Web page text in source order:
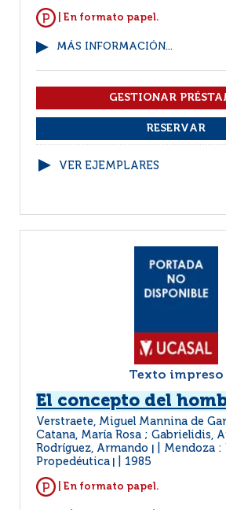
| En formato papel.
MÁS INFORMACIÓN...
VER EJEMPLARES
Texto impreso
El concepto del
Verstraete, Miguel Mannina de
Catana, María Rosa ; Gabrielidis,
Rodríguez, Armando
Mendoza :
Propedéutica
1985
| En formato papel.